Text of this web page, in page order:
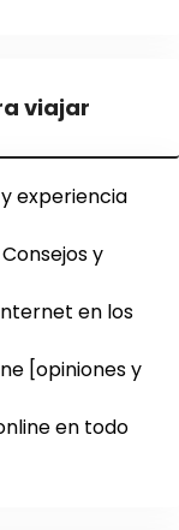
viajar
experiencia
y
en los
[opiniones y
en todo